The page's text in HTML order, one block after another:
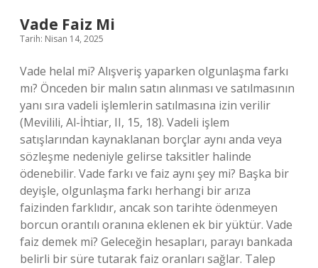
Vade Faiz Mi
Tarih: Nisan 14, 2025
Vade helal mi? Alışveriş yaparken olgunlaşma farkı
mı? Önceden bir malın satın alınması ve satılmasının
yanı sıra vadeli işlemlerin satılmasına izin verilir
(Mevilili, Al-İhtiar, II, 15, 18). Vadeli işlem
satışlarından kaynaklanan borçlar aynı anda veya
sözleşme nedeniyle gelirse taksitler halinde
ödenebilir. Vade farkı ve faiz aynı şey mi? Başka bir
deyişle, olgunlaşma farkı herhangi bir arıza
faizinden farklıdır, ancak son tarihte ödenmeyen
borcun orantılı oranına eklenen ek bir yüktür. Vade
faiz demek mi? Geleceğin hesapları, parayı bankada
belirli bir süre tutarak faiz oranları sağlar. Talep